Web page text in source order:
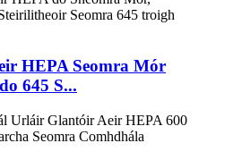
HEPA Seomra Mór
645 S...